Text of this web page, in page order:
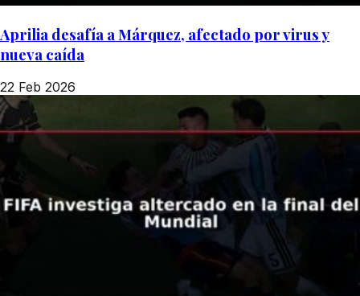
Aprilia desafía a Márquez, afectado por virus y
nueva caída
22 Feb 2026